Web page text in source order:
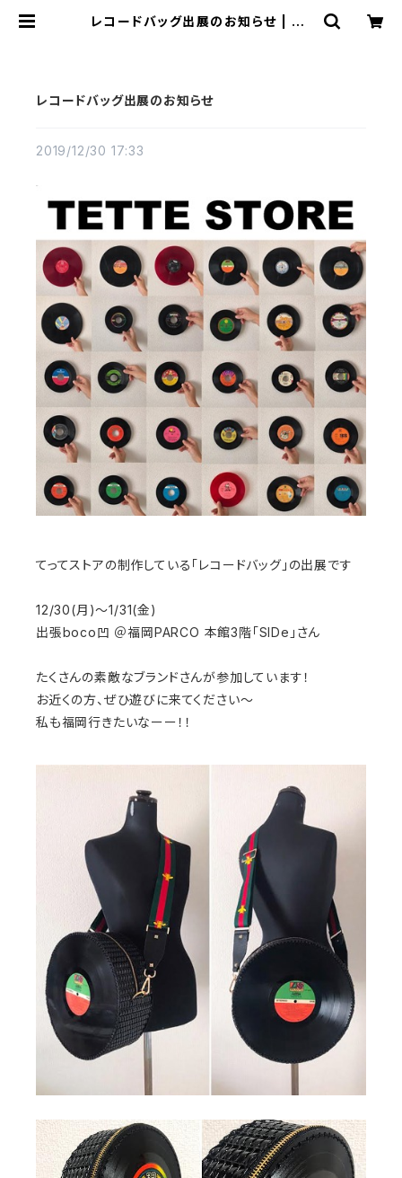
レコードバッグ出展のお知らせ | TE
レコードバッグ出展のお知らせ
2019/12/30 17:33
てってストアの制作している「レコードバッグ」の出展です
12/30(月)〜1/31(金)
出張boco凹 ＠福岡PARCO 本館3階「SIDe」さん
たくさんの素敵なブランドさんが参加しています！
お近くの方、ぜひ遊びに来てください〜
私も福岡行きたいなーー！！